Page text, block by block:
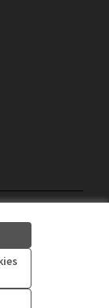
externe)
(Lien externe)
Creative